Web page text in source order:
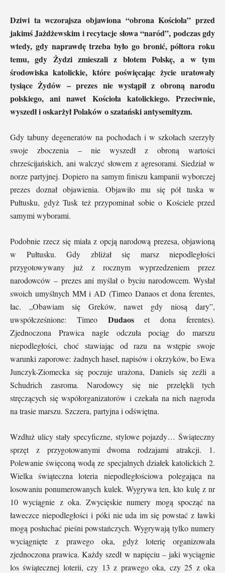
Dziwi ta wczorajsza objawiona “obrona Kościoła” przed
jakimś Jażdżewskim i recytacje słowa “naród”, podczas gdy
wtedy, gdy naprawdę trzeba było go bronić, półtora roku
temu, gdy Żydzi zmieszali z błotem Polskę, a w tym
środowiska katolickie, które poświęcając życie uratowały
tysiące Żydów – prezes nie wystąpił z obroną narodu
polskiego, ani nawet Kościoła katolickiego. Przeciwnie,
wyszedł i oskarżył Polaków o szatański antysemityzm.
Gdy tabuny degeneratów na pochodach i w szkołach szerzyły
swoje zboczenia – nie wyszedł z obroną wartości
chrześcijańskich, ani walczyć słowem z agresorami. Siedział w
norze partyjnej. Dopiero na samym finiszu kampanii wyborczej
prezes doznał objawienia. Objawiło mu się pół tuska w
Pułtusku, gdyż Tusk też przypominał sobie o Kościele przed
samymi wyborami.
Podobnie rzecz się miała z opcją narodową prezesa, objawioną
w Pułtusku. Gdy zbliżał się marsz niepodległości
przygotowywany już z rocznym wyprzedzeniem przez
narodowców – prezes ani myślał o byciu narodowcem. Wysłał
swoich umyślnych MM i AD (Timeo Danaos et dona ferentes,
łac. „Obawiam się Greków, nawet gdy niosą dary”,
uwspółcześnione: Timeo Dudaoset dona ferentes).
Zjednoczona Prawica nagle odczuła pociąg do marszu
niepodległości, choć stawiając od razu na wstępie swoje
warunki zaporowe: żadnych haseł, napisów i okrzyków, bo Ewa
Junczyk-Ziomecka się poczuje urażona, Daniels się zeźli a
Schudrich zasroma. Narodowcy się nie przelękli tych
stręczących się współorganizatorów i czekała na nich nagroda
na trasie marszu. Szczera, partyjna i odświętna.
Wzdłuż ulicy stały specyficzne, stylowe pojazdy… Świąteczny
sprzęt z przygotowanymi dwoma rodzajami atrakcji. 1.
Polewanie święconą wodą ze specjalnych działek katolickich 2.
Wielka świąteczna loteria niepodległościowa polegająca na
losowaniu ponumerowanych kulek. Wygrywa ten, kto kulę z nr
10 wyciągnie z oka. Zwycięskie numery mogą spocząć na
ławeczce niepodległości i póki nie uda im się powstać z ławki
mogą posłuchać pieśni powstańczych. Wygrywają tylko numery
wyciągnięte z prawego oka, gdyż loterię organizowała
zjednoczona prawica. Każdy szedł w napięciu – jaki wyciągnie
los świątecznej loterii, czy 13 z prawego oka, czy 25 z oka